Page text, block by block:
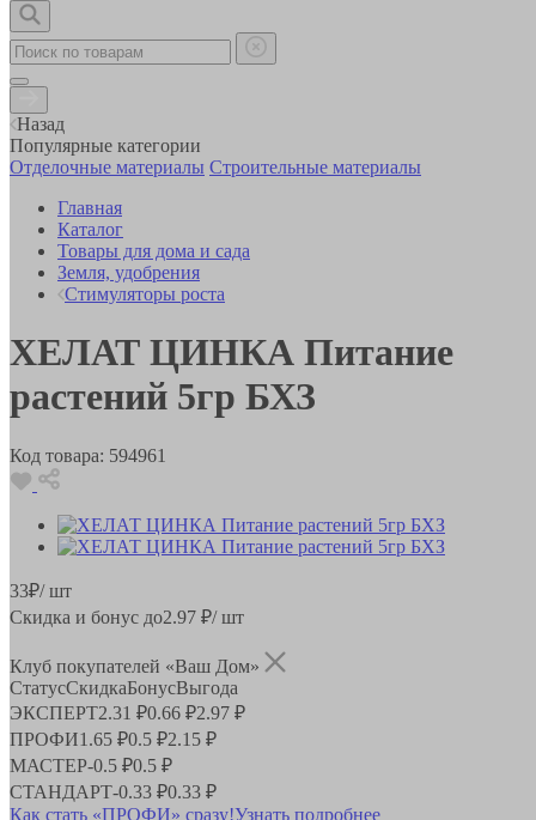
Назад
Популярные категории
Отделочные материалы Строительные материалы
Главная
Каталог
Товары для дома и сада
Земля, удобрения
Стимуляторы роста
ХЕЛАТ ЦИНКА Питание
растений 5гр БХЗ
Код товара: 594961
33₽/ шт
Скидка и бонус до2.97 ₽/ шт
Клуб покупателей «Ваш Дом»
СтатусСкидкаБонусВыгода
ЭКСПЕРТ2.31 ₽0.66 ₽2.97 ₽
ПРОФИ1.65 ₽0.5 ₽2.15 ₽
МАСТЕР-0.5 ₽0.5 ₽
СТАНДАРТ-0.33 ₽0.33 ₽
Как стать «ПРОФИ» сразу!Узнать подробнее